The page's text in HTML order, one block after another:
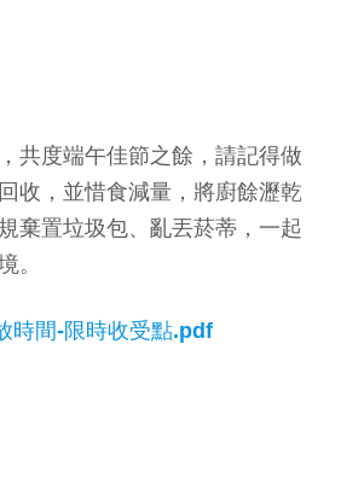
共度端午佳節之餘，請記得做
收，並惜食減量，將廚餘瀝乾
棄置垃圾包、亂丟菸蒂，一起
。
時間-限時收受點.pdf